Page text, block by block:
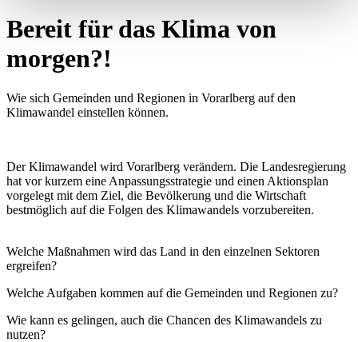
Bereit für das Klima von
morgen?!
Wie sich Gemeinden und Regionen in Vorarlberg auf den
Klimawandel einstellen können.
Der Klimawandel wird Vorarlberg verändern. Die Landesregierung
hat vor kurzem eine Anpassungsstrategie und einen Aktionsplan
vorgelegt mit dem Ziel, die Bevölkerung und die Wirtschaft
bestmöglich auf die Folgen des Klimawandels vorzubereiten.
Welche Maßnahmen wird das Land in den einzelnen Sektoren
ergreifen?
Welche Aufgaben kommen auf die Gemeinden und Regionen zu?
Wie kann es gelingen, auch die Chancen des Klimawandels zu
nutzen?